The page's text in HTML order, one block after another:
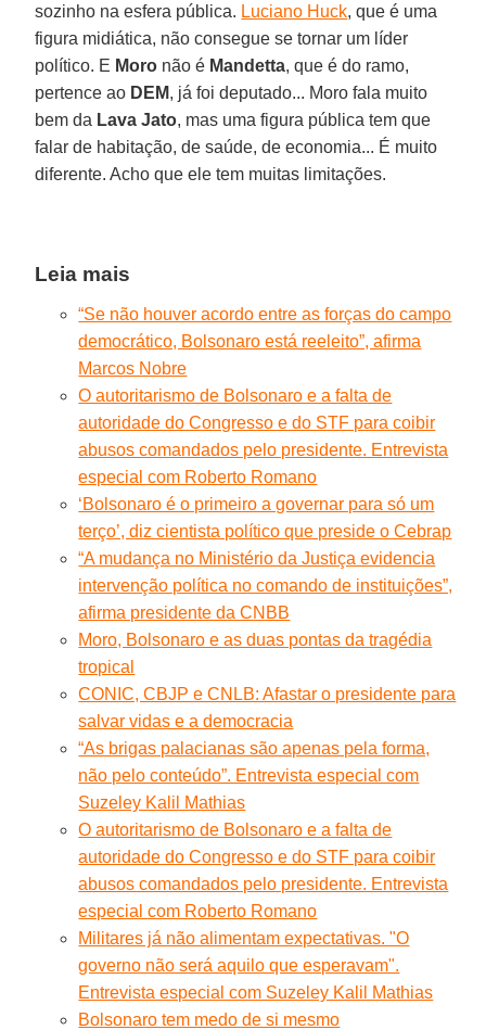
sozinho na esfera pública. Luciano Huck, que é uma
figura midiática, não consegue se tornar um líder
político. E Moro não é Mandetta, que é do ramo,
pertence ao DEM, já foi deputado... Moro fala muito
bem da Lava Jato, mas uma figura pública tem que
falar de habitação, de saúde, de economia... É muito
diferente. Acho que ele tem muitas limitações.
Leia mais
“Se não houver acordo entre as forças do campo
democrático, Bolsonaro está reeleito”, afirma
Marcos Nobre
O autoritarismo de Bolsonaro e a falta de
autoridade do Congresso e do STF para coibir
abusos comandados pelo presidente. Entrevista
especial com Roberto Romano
‘Bolsonaro é o primeiro a governar para só um
terço’, diz cientista político que preside o Cebrap
“A mudança no Ministério da Justiça evidencia
intervenção política no comando de instituições”,
afirma presidente da CNBB
Moro, Bolsonaro e as duas pontas da tragédia
tropical
CONIC, CBJP e CNLB: Afastar o presidente para
salvar vidas e a democracia
“As brigas palacianas são apenas pela forma,
não pelo conteúdo”. Entrevista especial com
Suzeley Kalil Mathias
O autoritarismo de Bolsonaro e a falta de
autoridade do Congresso e do STF para coibir
abusos comandados pelo presidente. Entrevista
especial com Roberto Romano
Militares já não alimentam expectativas. "O
governo não será aquilo que esperavam".
Entrevista especial com Suzeley Kalil Mathias
Bolsonaro tem medo de si mesmo